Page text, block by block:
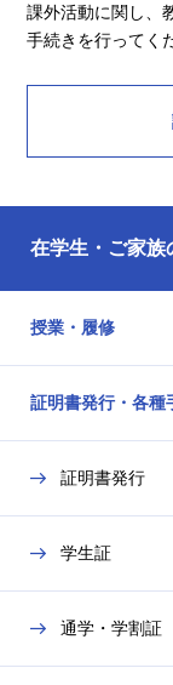
課外活動に関し、
手続きを行ってく
在学生・ご家族
授業・履修
証明書発行・各種
証明書発行
学生証
通学・学割証